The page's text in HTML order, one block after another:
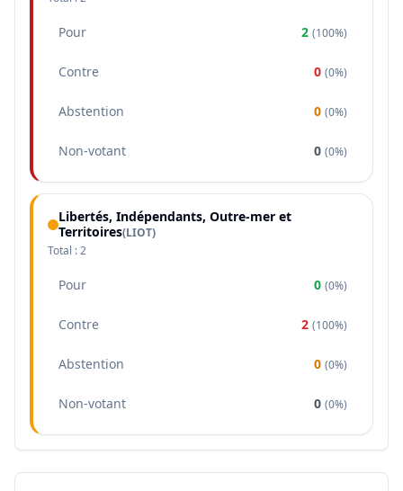
Pour 2 (100%)
Contre 0 (0%)
Abstention 0 (0%)
Non-votant 0 (0%)
Libertés, Indépendants, Outre-mer et
Territoires(LIOT)
Total :2
Pour 0 (0%)
Contre 2 (100%)
Abstention 0 (0%)
Non-votant 0 (0%)